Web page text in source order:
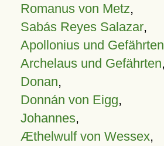
Romanus von Metz,
Sabás Reyes Salazar,
Apollonius und Gefährten
Archelaus und Gefährten,
Donan,
Donnán von Eigg,
Johannes,
Æthelwulf von Wessex,